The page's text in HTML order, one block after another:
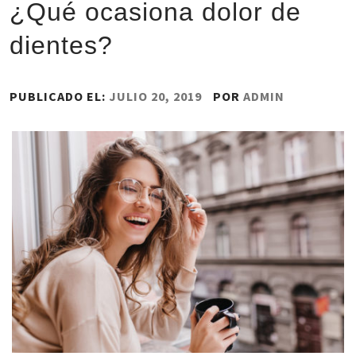
¿Qué ocasiona dolor de
dientes?
PUBLICADO EL: JULIO 20, 2019 POR ADMIN